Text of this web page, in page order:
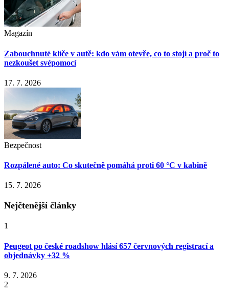
Magazín
Zabouchnuté klíče v autě: kdo vám otevře, co to stojí a proč to
nezkoušet svépomocí
17. 7. 2026
Bezpečnost
Rozpálené auto: Co skutečně pomáhá proti 60 °C v kabině
15. 7. 2026
Nejčtenější články
1
Peugeot po české roadshow hlásí 657 červnových registrací a
objednávky +32 %
9. 7. 2026
2